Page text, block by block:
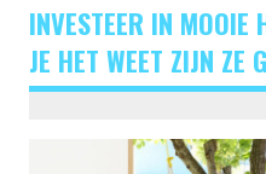
INVESTEER IN MOOIE
JE HET WEET ZIJN ZE